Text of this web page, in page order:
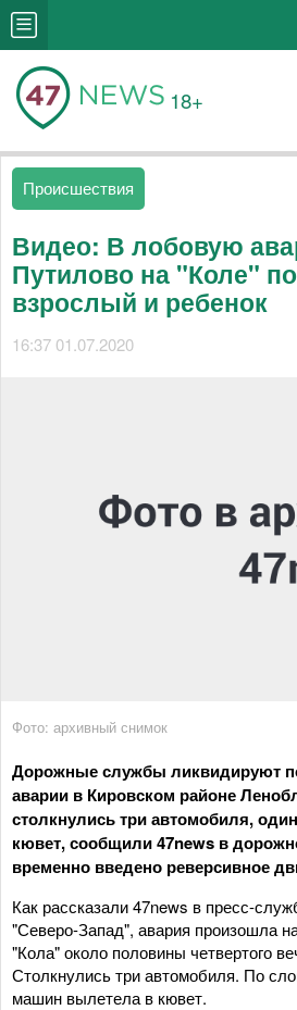
18+
Происшествия
Видео: В лобовую
Путилово на "Коле"
взрослый и ребенок
16:37 01.07.2020
Фото: архивный снимок
Дорожные службы ликвидируют
аварии в Кировском районе
столкнулись три автомобиля,
кювет, сообщили 47news в
временно введено реверсивное
Как рассказали 47news в пресс-
"Северо-Запад", авария произошла
"Кола" около половины четвертого
Столкнулись три автомобиля. По
машин вылетела в кювет.